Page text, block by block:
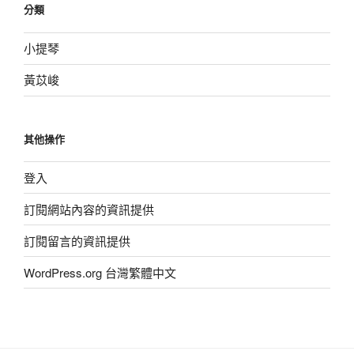
分類
小提琴
黃苡峻
其他操作
登入
訂閱網站內容的資訊提供
訂閱留言的資訊提供
WordPress.org 台灣繁體中文